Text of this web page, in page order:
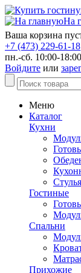
На
Ваша корзина
+7 (473) 229-61-18
пн.-сб. 10:00-
Войдите или
Меню
Каталог
Кухни
Стулья
Гостиные
Спальни
Прихожие